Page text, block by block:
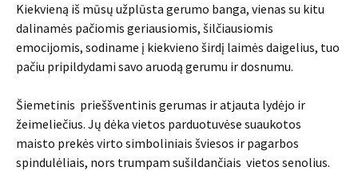
Kiekvieną iš mūsų užplūsta gerumo banga, vienas su kitu
dalinamės pačiomis geriausiomis, šilčiausiomis
emocijomis, sodiname į kiekvieno širdį laimės daigelius, tuo
pačiu pripildydami savo aruodą gerumu ir dosnumu.
Šiemetinis prieššventinis gerumas ir atjauta lydėjo ir
žeimeliečius. Jų dėka vietos parduotuvėse suaukotos
maisto prekės virto simboliniais šviesos ir pagarbos
spindulėliais, nors trumpam sušildančiais vietos senolius.